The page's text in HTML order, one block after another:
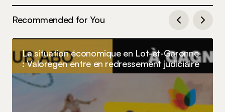
Recommended for You
La situation économique en Lot-et-Garonne
: Valoregen entre en redressement judiciaire